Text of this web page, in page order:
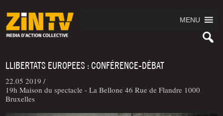
MENU
LLIBERTATS EUROPEES : CONFÉRENCE-DÉBAT
22.05 2019 /
19h Maison du spectacle - La Bellone 46 Rue de Flandre 1000
Bruxelles